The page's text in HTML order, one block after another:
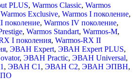
PLUS, Warmos Classic, Warmos
Warmos Exclusive, Warmos I поколение,
поколение, Warmos IV поколение,
, Warmos Standart, Warmos-M,
I поколения, Warmos-RX II
, ЭВАН Expert, ЭВАН Expert PLUS,
, ЭВАН Practic, ЭВАН Universal,
, ЭВАН С1 , ЭВАН С2, ЭВАН ЭПВН,